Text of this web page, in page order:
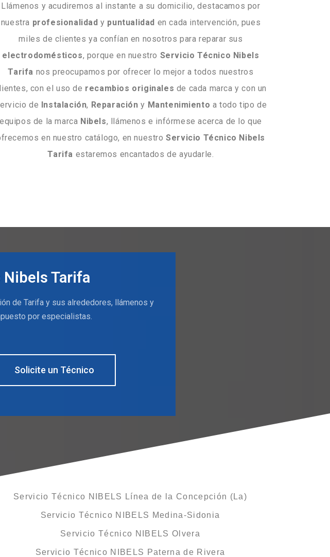
Llámenos y acudiremos al instante a su domicilio, destacamos por
nuestra profesionalidad y puntualidad en cada intervención, pues
miles de clientes ya confían en nosotros para reparar sus
electrodomésticos, porque en nuestro Servicio Técnico Nibels
Tarifa nos preocupamos por ofrecer lo mejor a todos nuestros
con el uso de recambios originales de cada marca y con un
de Instalación, Reparación y Mantenimiento a todo tipo de
equipos de la marca Nibels, llámenos e infórmese acerca de lo que
en nuestro catálogo, en nuestroServicio Técnico Nibels
Tarifa estaremos encantados de ayudarle.
Tarifa
de Tarifa y sus alrededores, llámenos y
por especialistas.
Solicite un Técnico
Servicio Técnico NIBELS Línea de la Concepción (La)
Servicio Técnico NIBELS Medina-Sidonia
Servicio Técnico NIBELS Olvera
Servicio Técnico NIBELS Paterna de Rivera